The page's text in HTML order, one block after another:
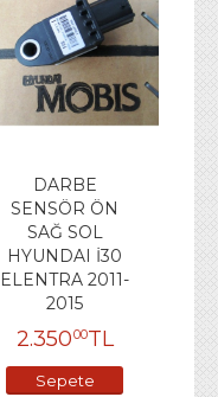
DARBE
SENSÖR ÖN
SAĞ SOL
HYUNDAI İ30
ELENTRA 2011-
2015
2.35000TL
Sepete